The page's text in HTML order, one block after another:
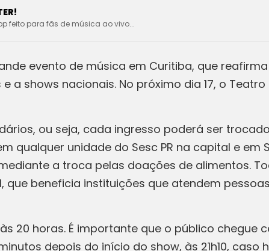
feito para fãs de música ao vivo...
evento de música em Curitiba, que
a shows nacionais. No próximo dia 17, o
ou seja, cada ingresso poderá ser
qualquer unidade do Sesc PR na capital e em
a troca pelas doações de alimentos.
que beneficia instituições que atendem
20 horas. É importante que o público chegue
depois do início do show, às 21h10,